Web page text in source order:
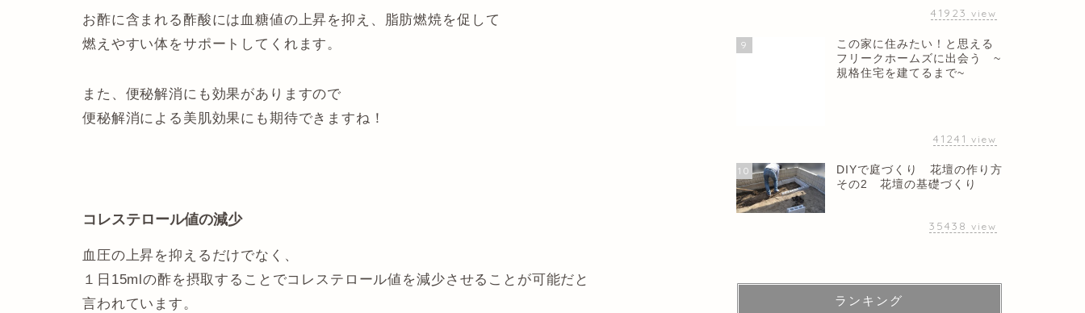
お酢に含まれる酢酸には血糖値の上昇を抑え、脂肪燃焼を促して
燃えやすい体をサポートしてくれます。
また、便秘解消にも効果がありますので
便秘解消による美肌効果にも期待できますね！
コレステロール値の減少
血圧の上昇を抑えるだけでなく、
１日15mlの酢を摂取することでコレステロール値を減少させることが可能だと
言われています。
41923 view
9
この家に住みたい！と思える
フリークホームズに出会う ~
規格住宅を建てるまで~
41241 view
10
DIYで庭づくり 花壇の作り方
その2 花壇の基礎づくり
35438 view
ランキング